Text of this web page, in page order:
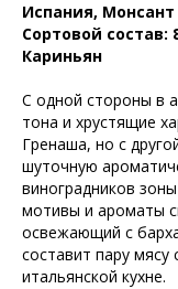
Испания, Монсант
Сортовой состав:
Кариньян
С одной стороны в
тона и хрустящие
Гренаша, но с
шуточную
виноградников
мотивы и ароматы
освежающий с
составит пару мясу
итальянской кухне.